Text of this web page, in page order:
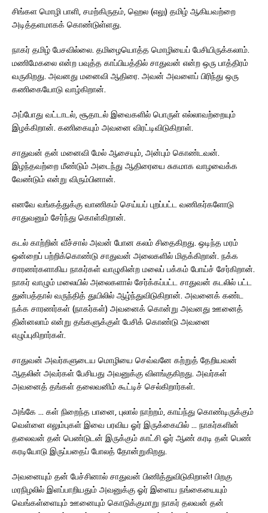
சிங்கள மொழி பாளி, சமற்கிருதம், ஹெல (எலு) தமிழ் ஆகியவற்றை
அடித்தளமாகக் கொண்டுள்ளது.
நாகர் தமிழ் பேசவில்லை. தமிழையொத்த மொழியைப் பேசியிருக்கலாம்.
மணிமேகலை என்ற பவுத்த காப்பியத்தில் சாதுவன் என்ற ஒரு பாத்திரம்
வருகிறது. அவனது மனைவி ஆதிரை. அவன் அவளைப் பிரிந்து ஒரு
கணிகையோடு வாழ்கிறான்.
அப்போது வட்டாடல், சூதாடல் இவைகளில் பொருள் எல்லாவற்றையும்
இழக்கிறான். கணிகையும் அவனை விரட்டிவிடுகிறாள்.
சாதுவன் தன் மனைவி மேல் ஆசையும், அன்பும் கொண்டவன்.
இழந்தவற்றை மீண்டும் அடைந்து ஆதிரையை சுகமாக வாழவைக்க
வேண்டும் என்று விரும்பினான்.
எனவே வங்கத்துக்கு வாணிகம் செய்யப் புறப்பட்ட வணிகர்களோடு
சாதுவனும் சேர்ந்து கொள்கிறான்.
கடல் காற்றின் வீச்சால் அவன் போன கலம் சிதைகிறது. ஒடிந்த மரம்
ஒன்றைப் பற்றிக்கொண்டு சாதுவன் அலைகளில் மிதக்கிறான். நக்க
சாரணர்களாகிய நாகர்கள் வாழுகின்ற மலைப் பக்கம் போய்ச் சேர்கிறான்.
நாகர் வாழும் மலையில் அலைகளால் சேர்க்கப்பட்ட சாதுவன் கடலில் பட்ட
துன்பத்தால் வருந்தித் துயிலில் ஆழ்ந்துவிடுகிறான். அவனைக் கண்ட
நக்க சாரணர்கள் (நாகர்கள்) அவனைக் கொன்று அவனது ஊனைத்
தின்னலாம் என்று தங்களுக்குள் பேசிக் கொண்டு அவனை
எழுப்புகிறார்கள்.
சாதுவன் அவர்களுடைய மொழியை செவ்வனே கற்றுத் தேறியவன்
ஆதலின் அவர்கள் பேசியது அவனுக்கு விளங்குகிறது. அவர்கள்
அவனைத் தங்கள் தலைவனிம் கூட்டிச் செல்கிறார்கள்.
அங்கே … கள் நிறைந்த பானை, புலால் நாற்றம், காய்ந்து கொண்டிருக்கும்
வெள்ளை எலும்புகள் இவை பரவிய ஓர் இருக்கையில் … நாகர்களின்
தலைவன் தன் பெண்டுடன் இருக்கும் காட்சி ஓர் ஆண் கரடி தன் பெண்
கரடியோடு இருப்பதைப் போலத் தோன்றுகிறது.
அவனையும் தன் பேச்சினால் சாதுவன் பிணித்துவிடுகிறான்! பிறகு
மரநிழலில் இளப்பாறியதும் அவனுக்கு ஓர் இளைய நங்கையையும்
வெங்கள்ளையும் ஊனையும் கொடுக்குமாறு நாகர் தலவன் தன்